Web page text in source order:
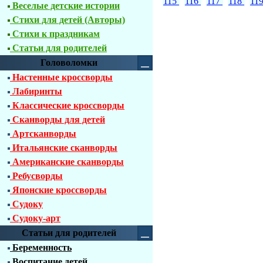
Веселые детские истории
Стихи для детей (Авторы)
Стихи к праздникам
Статьи для родителей
Головоломки
Настенные кроссворды
Лабиринты
Классические кроссворды
Сканворды для детей
Артсканворды
Итальянские сканворды
Американские сканворды
Ребусворды
Японские кроссворды
Судоку
Судоку-арт
Статьи для родителей
Беременность